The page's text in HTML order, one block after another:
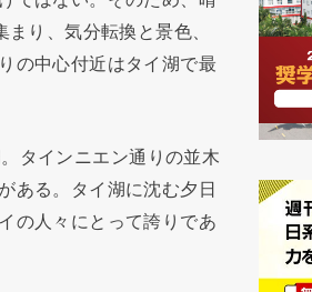
り、気分転換と景色、
の中心付近はタイ湖で最
タインニエン通りの並木
ある。タイ湖に沈む夕日
の人々にとって誇りであ